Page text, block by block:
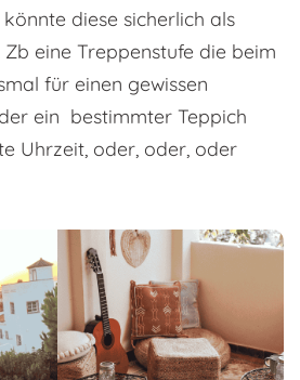
diese sicherlich als
Zb eine Treppenstufe die beim
für einen gewissen
ein bestimmter Teppich
Uhrzeit, oder, oder, oder